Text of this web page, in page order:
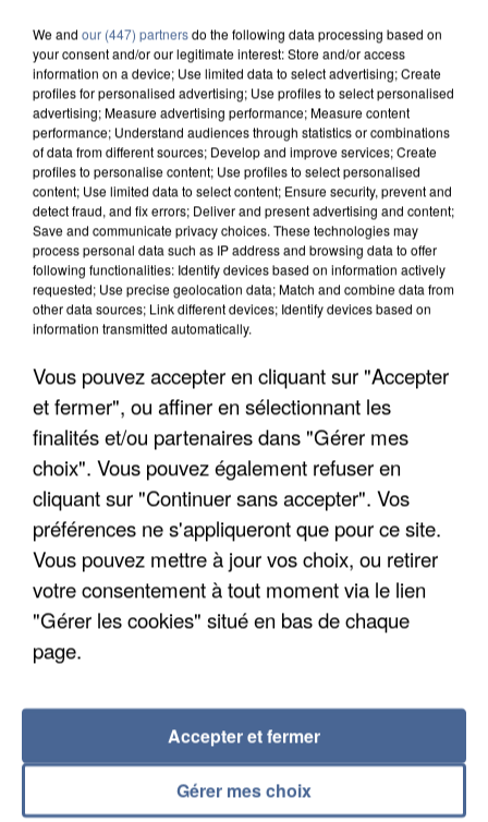
UNE TOURISTE DE L’OISE EMPORTÉE PAR UNE
COULÉE DE BOUE EN HAUTE-SAVOIE
LES DONNÉES DE 300 000 CLIENTS DÉROBÉES À
INTERMARCHÉ APRÈS UNE...
We and our (447) partnersdo the following data processing based on
your consent and/or our legitimate interest: Store and/or access
information on a device; Use limited data to select advertising; Create
profiles for personalised advertising; Use profiles to select personalised
advertising; Measure advertising performance; Measure content
performance; Understand audiences through statistics or combinations
of data from different sources; Develop and improve services; Create
profiles to personalise content; Use profiles to select personalised
content; Use limited data to select content; Ensure security, prevent and
detect fraud, and fix errors; Deliver and present advertising and content;
Save and communicate privacy choices. These technologies may
process personal data such as IP address and browsing data to offer
following functionalities: Identify devices based on information actively
requested; Use precise geolocation data; Match and combine data from
other data sources; Link different devices; Identify devices based on
information transmitted automatically.
Vous pouvez accepter en cliquant sur "Accepter
et fermer", ou affiner en sélectionnant les
finalités et/ou partenaires dans "Gérer mes
choix". Vous pouvez également refuser en
cliquant sur "Continuer sans accepter". Vos
préférences ne s'appliqueront que pour ce site.
Vous pouvez mettre à jour vos choix, ou retirer
votre consentement à tout moment via le lien
"Gérer les cookies" situé en bas de chaque
page.
Gérer mes choix
Accepter et fermer